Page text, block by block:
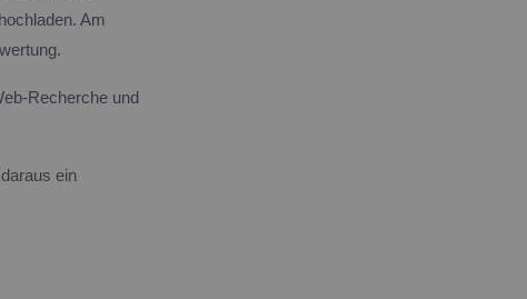
Am
Recherche und
ein